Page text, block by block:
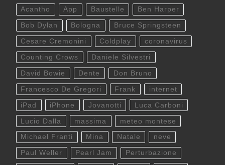
Acantho App Baustelle Ben Harper
Bob Dylan Bologna Bruce Springsteen
Cesare Cremonini Coldplay coronavirus
Counting Crows Daniele Silvestri
David Bowie Dente Don Bruno
Francesco De Gregori Frank internet
iPad iPhone Jovanotti Luca Carboni
Lucio Dalla massima meteo montese
Michael Franti Mina Natale neve
Paul Weller Pearl Jam Perturbazione